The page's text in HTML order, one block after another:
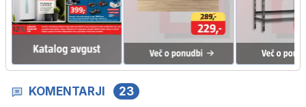
KOMENTARJI 23